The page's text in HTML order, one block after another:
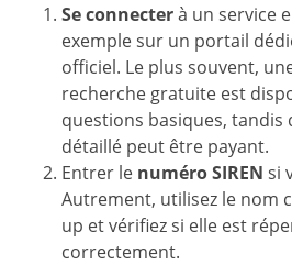
Se connecterà un service
exemple sur un portail
officiel. Le plus souvent,
recherche gratuite est
questions basiques, tandis
détaillé peut être payant.
Entrer le numéro SIREN si
Autrement, utilisez le nom
up et vérifiez si elle est
correctement.